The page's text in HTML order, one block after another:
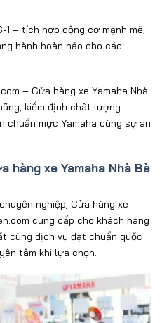
1– tích hợpđộng cơ mạnh mẽ,
hành hoàn hảo cho các
– Cửa hàng xe Yamaha Nhà
kiểm định chất lượng
chuẩn mực Yamaha cùng sự an
hàng xe Yamaha Nhà Bè
ên nghiệp, Cửa hàng xe
cung cấp cho khách hàng
cùng dịch vụ đạt chuẩn quốc
tâm khi lựa chọn.